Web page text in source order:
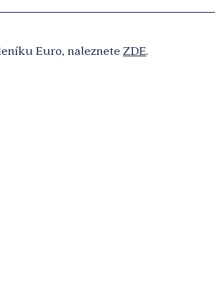
Euro, naleznete ZDE.